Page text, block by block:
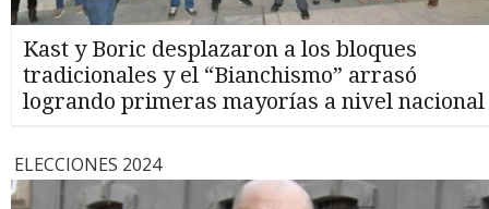
Kast y Boric desplazaron a los bloques
tradicionales y el “Bianchismo” arrasó
logrando primeras mayorías a nivel nacional
ELECCIONES 2024